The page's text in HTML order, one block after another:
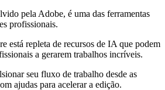
pela Adobe, é uma das ferramentas
profissionais.
está repleta de recursos de IA que podem
a gerarem trabalhos incríveis.
seu fluxo de trabalho desde as
ajudas para acelerar a edição.